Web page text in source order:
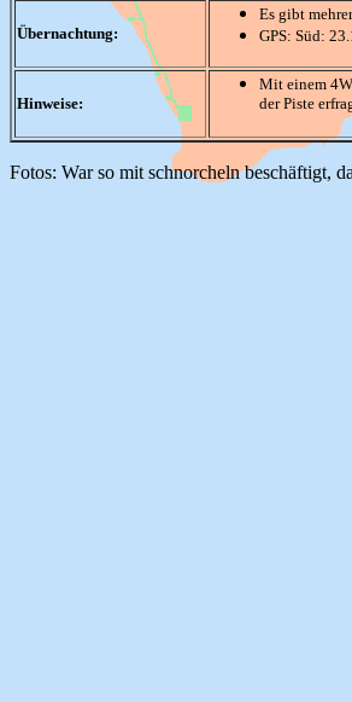
Übernachtung:
Es gibt
GPS: Süd:
Hinweise:
Mit einem
der Piste
Fotos: War so mit schnorcheln beschäftigt,